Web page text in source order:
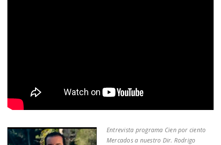
Entrevista programa Cien por ciento
Mercados a nuestro Dir. Rodrigo